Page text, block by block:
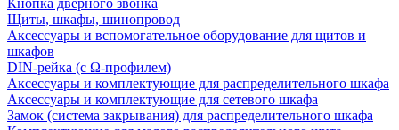
Кнопка дверного звонка
Щиты, шкафы, шинопровод
Аксессуары и вспомогательное оборудование для щитов и
шкафов
DIN-рейка (с Ω-профилем)
Аксессуары и комплектующие для распределительного шкафа
Аксессуары и комплектующие для сетевого шкафа
Замок (система закрывания) для распределительного шкафа